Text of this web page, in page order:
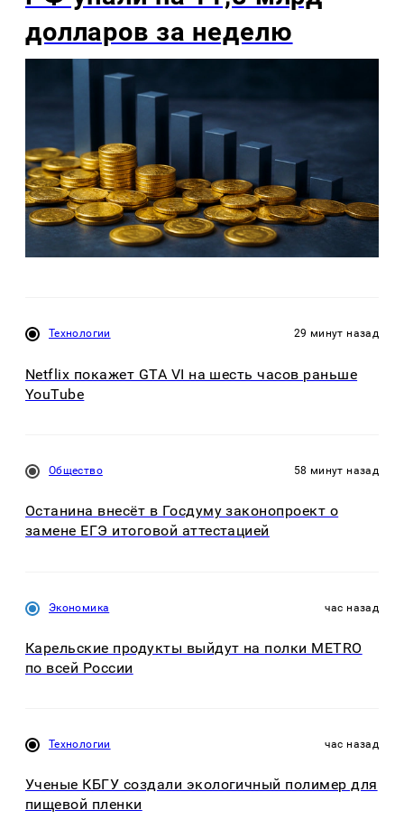
долларов за неделю
Технологии 29 минут назад
Netflix покажет GTA VI на шесть часов раньше
YouTube
Общество 58 минут назад
Останина внесёт в Госдуму законопроект о
замене ЕГЭ итоговой аттестацией
Экономика час назад
Карельские продукты выйдут на полки METRO
по всей России
Технологии час назад
Ученые КБГУ создали экологичный полимер для
пищевой пленки